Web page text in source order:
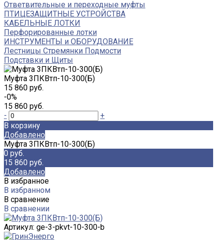
Ответвительные и переходные муфты
ПТИЦЕЗАЩИТНЫЕ УСТРОЙСТВА
КАБЕЛЬНЫЕ ЛОТКИ
Перфорированные лотки
ИНСТРУМЕНТЫ и ОБОРУДОВАНИЕ
Лестницы Стремянки Подмости
Подставки и Щиты
Муфта 3ПКВтп-10-300(Б)
15 860 руб.
-0%
15 860 руб.
-
+
В корзину
Добавлено
Муфта 3ПКВтп-10-300(Б)
0 руб.
15 860 руб.
Добавлено
В избранное
В избранном
В сравнение
В сравнении
Артикул: ge-3-pkvt-10-300-b